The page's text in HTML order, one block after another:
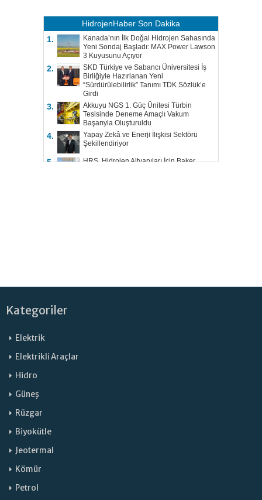
HidrojenHaber Son Dakika
1.
Kanada’nın İlk Doğal Hidrojen Sahasında
Yeni Sondaj Başladı: MAX Power Lawson
3 Kuyusunu Açıyor
2.
SKD Türkiye ve Sabancı Üniversitesi İş
Birliğiyle Hazırlanan Yeni
“Sürdürülebilirlik” Tanımı TDK Sözlük’e
Girdi
3.
Akkuyu NGS 1. Güç Ünitesi Türbin
Tesisinde Deneme Amaçlı Vakum
Başarıyla Oluşturuldu
4.
Yapay Zekâ ve Enerji İlişkisi Sektörü
Şekillendiriyor
5.
HRS, Hidrojen Altyapıları İçin Baker
Kategoriler
Elektrik
Elektrikli Araçlar
Hidro
Güneş
Rüzgar
Biyokütle
Jeotermal
Kömür
Petrol